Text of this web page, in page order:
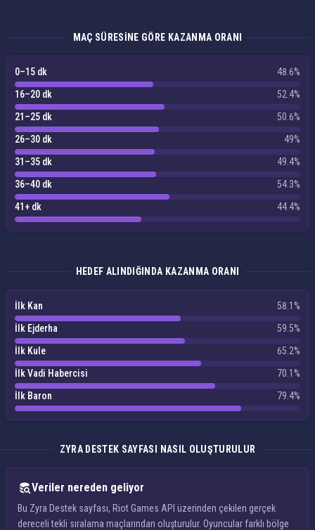
MAÇ SÜRESINE GÖRE KAZANMA ORANI
0–15 dk
48.6%
16–20 dk
52.4%
21–25 dk
50.6%
26–30 dk
49%
31–35 dk
49.4%
36–40 dk
54.3%
41+ dk
44.4%
HEDEF ALINDIĞINDA KAZANMA ORANI
İlk Kan
58.1%
İlk Ejderha
59.5%
İlk Kule
65.2%
İlk Vadi Habercisi
70.1%
İlk Baron
79.4%
ZYRA DESTEK SAYFASI NASIL OLUŞTURULUR
Veriler nereden geliyor
Bu Zyra Destek sayfası, Riot Games API üzerinden çekilen gerçek
dereceli tekli sıralama maçlarından oluşturulur. Oyuncular farklı bölge